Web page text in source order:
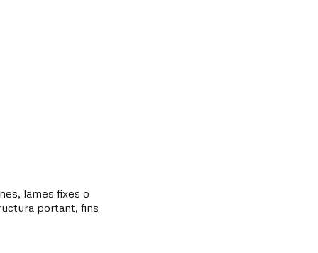
lames fixes o
portant, fins